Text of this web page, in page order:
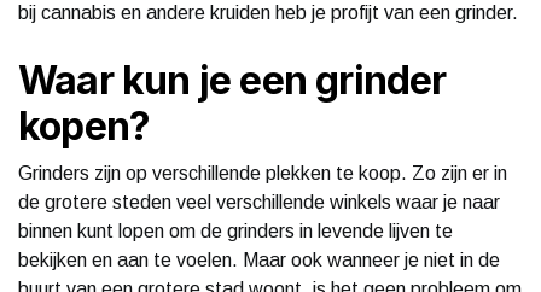
bij cannabis en andere kruiden heb je profijt van een grinder.
Waar kun je een grinder
kopen?
Grinders zijn op verschillende plekken te koop. Zo zijn er in
de grotere steden veel verschillende winkels waar je naar
binnen kunt lopen om de grinders in levende lijven te
bekijken en aan te voelen. Maar ook wanneer je niet in de